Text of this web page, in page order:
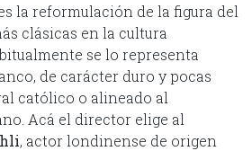
la reformulación de la figura del
clásicas en la cultura
se lo representa
de carácter duro y pocas
católico o alineado al
Acá el director elige al
, actor londinense de origen